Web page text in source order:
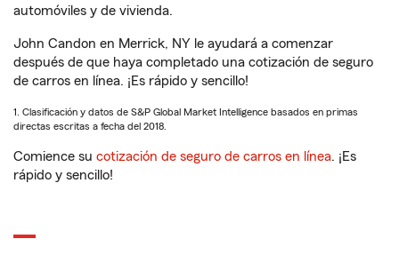
automóviles y de vivienda.
John Candon en Merrick, NY le ayudará a comenzar
después de que haya completado una cotización de seguro
de carros en línea. ¡Es rápido y sencillo!
1. Clasificación y datos de S&P Global Market Intelligence basados en primas
directas escritas a fecha del 2018.
Comience su cotización de seguro de carros en línea. ¡Es
rápido y sencillo!